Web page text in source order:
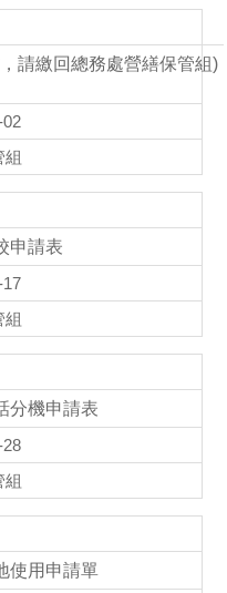
請繳回總務處營繕保管組)
02
組
申請表
17
組
分機申請表
28
組
使用申請單